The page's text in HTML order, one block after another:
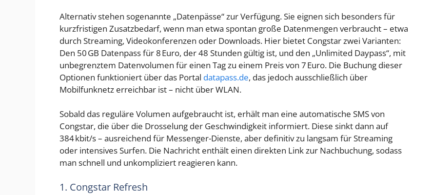
Alternativ stehen sogenannte „Datenpässe“ zur Verfügung. Sie eignen sich besonders für
kurzfristigen Zusatzbedarf, wenn man etwa spontan große Datenmengen verbraucht – etwa
durch Streaming, Videokonferenzen oder Downloads. Hier bietet Congstar zwei Varianten:
Den 50 GB Datenpass für 8 Euro, der 48 Stunden gültig ist, und den „Unlimited Daypass“, mit
unbegrenztem Datenvolumen für einen Tag zu einem Preis von 7 Euro. Die Buchung dieser
Optionen funktioniert über das Portal datapass.de, das jedoch ausschließlich über
Mobilfunknetz erreichbar ist – nicht über WLAN.
Sobald das reguläre Volumen aufgebraucht ist, erhält man eine automatische SMS von
Congstar, die über die Drosselung der Geschwindigkeit informiert. Diese sinkt dann auf
384 kbit/s – ausreichend für Messenger-Dienste, aber definitiv zu langsam für Streaming
oder intensives Surfen. Die Nachricht enthält einen direkten Link zur Nachbuchung, sodass
man schnell und unkompliziert reagieren kann.
1. Congstar Refresh